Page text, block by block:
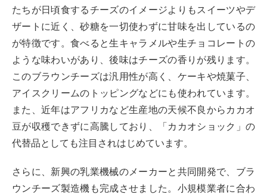
たちが日頃食するチーズのイメージよりもスイーツやデ
ザートに近く、砂糖を一切使わずに甘味を出しているの
が特徴です。食べると生キャラメルや生チョコレートの
ような味わいがあり、後味はチーズの香りが残ります。
このブラウンチーズは汎用性が高く、ケーキや焼菓子、
アイスクリームのトッピングなどにも使われています。
また、近年はアフリカなど生産地の天候不良からカカオ
豆が収穫できずに高騰しており、「カカオショック」の
代替品としても注目されはじめています。
さらに、新興の乳業機械のメーカーと共同開発で、ブラ
ウンチーズ製造機も完成させました。小規模業者に合わ